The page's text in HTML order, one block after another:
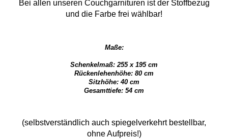
Bei allen unseren Couchgarnituren ist der Stoffbezug
und die Farbe frei wählbar!
Maße:
Schenkelmaß: 255 x 195 cm
Rückenlehenhöhe: 80 cm
Sitzhöhe: 40 cm
Gesamttiefe: 54 cm
(selbstverständlich auch spiegelverkehrt bestellbar,
ohne Aufpreis!)